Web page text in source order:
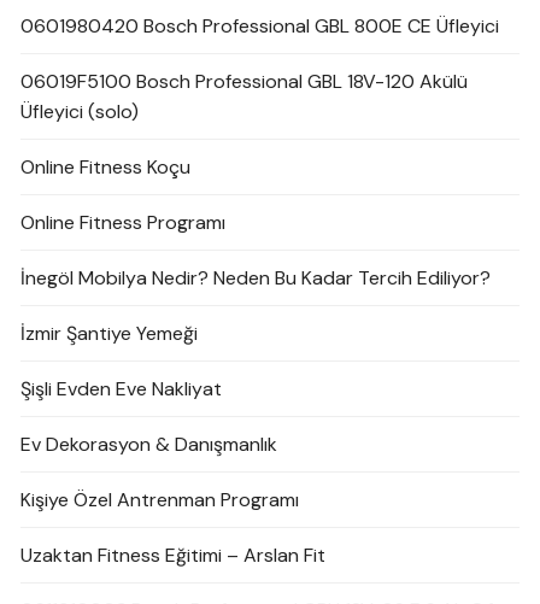
0601980420 Bosch Professional GBL 800E CE Üfleyici
06019F5100 Bosch Professional GBL 18V-120 Akülü
Üfleyici (solo)
Online Fitness Koçu
Online Fitness Programı
İnegöl Mobilya Nedir? Neden Bu Kadar Tercih Ediliyor?
İzmir Şantiye Yemeği
Şişli Evden Eve Nakliyat
Ev Dekorasyon & Danışmanlık
Kişiye Özel Antrenman Programı
Uzaktan Fitness Eğitimi – Arslan Fit